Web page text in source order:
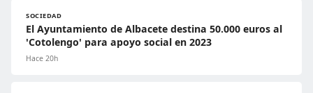
SOCIEDAD
El Ayuntamiento de Albacete destina 50.000 euros al
'Cotolengo' para apoyo social en 2023
Hace 20h